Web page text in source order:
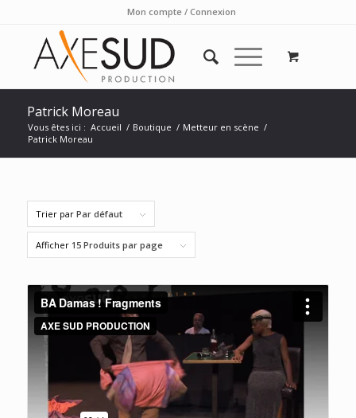
Mon compte / Connexion
Patrick Moreau
Vous êtes ici : Accueil / Boutique / Metteur en scène /
Patrick Moreau
Trier par Par défaut
Afficher 15 Produits par page